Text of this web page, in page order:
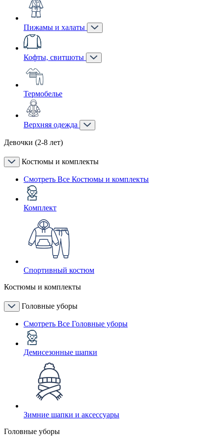
Пижамы и халаты
Кофты, свитшоты
Термобелье
Верхняя одежда
Девочки (2-8 лет)
Костюмы и комплекты
Смотреть Все Костюмы и комплекты
Комплект
Спортивный костюм
Костюмы и комплекты
Головные уборы
Смотреть Все Головные уборы
Демисезонные шапки
Зимние шапки и аксессуары
Головные уборы